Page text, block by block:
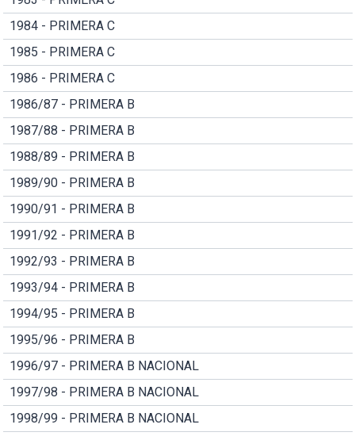
1984 - PRIMERA C
1985 - PRIMERA C
1986 - PRIMERA C
1986/87 - PRIMERA B
1987/88 - PRIMERA B
1988/89 - PRIMERA B
1989/90 - PRIMERA B
1990/91 - PRIMERA B
1991/92 - PRIMERA B
1992/93 - PRIMERA B
1993/94 - PRIMERA B
1994/95 - PRIMERA B
1995/96 - PRIMERA B
1996/97 - PRIMERA B NACIONAL
1997/98 - PRIMERA B NACIONAL
1998/99 - PRIMERA B NACIONAL